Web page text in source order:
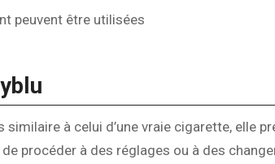
peuvent être utilisées
à celui d’une vraie cigarette, elle
procéder à des réglages ou à des